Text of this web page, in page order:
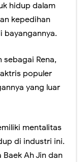
hidup dalam
kepedihan
bayangannya.
sebagai Rena,
populer
yang luar
mentalitas
di industri ini.
Ah Jin dan